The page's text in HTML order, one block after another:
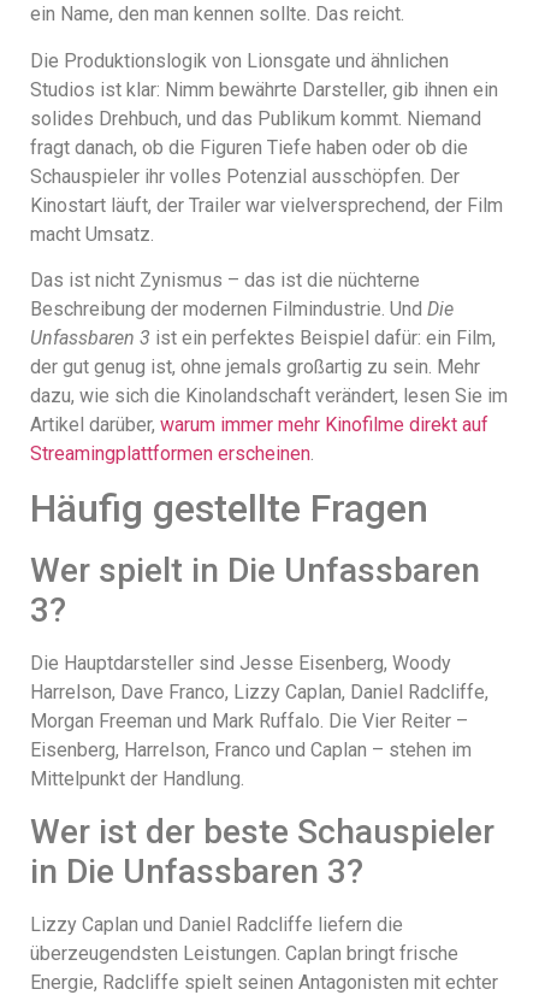
ein Name, den man kennen sollte. Das reicht.
Die Produktionslogik von Lionsgate und ähnlichen
Studios ist klar: Nimm bewährte Darsteller, gib ihnen ein
solides Drehbuch, und das Publikum kommt. Niemand
fragt danach, ob die Figuren Tiefe haben oder ob die
Schauspieler ihr volles Potenzial ausschöpfen. Der
Kinostart läuft, der Trailer war vielversprechend, der Film
macht Umsatz.
Das ist nicht Zynismus – das ist die nüchterne
Beschreibung der modernen Filmindustrie. Und Die
Unfassbaren 3 ist ein perfektes Beispiel dafür: ein Film,
der gut genug ist, ohne jemals großartig zu sein. Mehr
dazu, wie sich die Kinolandschaft verändert, lesen Sie im
Artikel darüber, warum immer mehr Kinofilme direkt auf
Streamingplattformen erscheinen.
Häufig gestellte Fragen
Wer spielt in Die Unfassbaren
3?
Die Hauptdarsteller sind Jesse Eisenberg, Woody
Harrelson, Dave Franco, Lizzy Caplan, Daniel Radcliffe,
Morgan Freeman und Mark Ruffalo. Die Vier Reiter –
Eisenberg, Harrelson, Franco und Caplan – stehen im
Mittelpunkt der Handlung.
Wer ist der beste Schauspieler
in Die Unfassbaren 3?
Lizzy Caplan und Daniel Radcliffe liefern die
überzeugendsten Leistungen. Caplan bringt frische
Energie, Radcliffe spielt seinen Antagonisten mit echter